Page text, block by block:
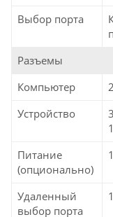
Выбор порта
Разъемы
Компьютер
Устройство
Питание
(опционально)
Удаленный
выбор порта